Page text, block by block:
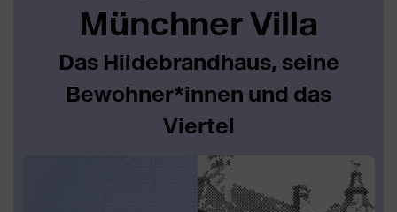
Münchner Villa
Das Hildebrandhaus, seine
Bewohner*innen und das
Viertel